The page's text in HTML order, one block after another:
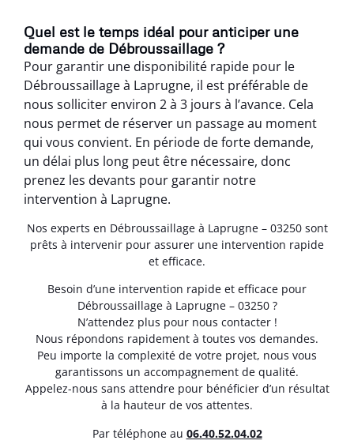
Quel est le temps idéal pour anticiper une
demande de Débroussaillage ?
Pour garantir une disponibilité rapide pour le
Débroussaillage à Laprugne, il est préférable de
nous solliciter environ 2 à 3 jours à l’avance. Cela
nous permet de réserver un passage au moment
qui vous convient. En période de forte demande,
un délai plus long peut être nécessaire, donc
prenez les devants pour garantir notre
intervention à Laprugne.
Nos experts en Débroussaillage à Laprugne – 03250 sont
prêts à intervenir pour assurer une intervention rapide
et efficace.
Besoin d’une intervention rapide et efficace pour
Débroussaillage à Laprugne – 03250 ?
N’attendez plus pour nous contacter !
Nous répondons rapidement à toutes vos demandes.
Peu importe la complexité de votre projet, nous vous
garantissons un accompagnement de qualité.
Appelez-nous sans attendre pour bénéficier d’un résultat
à la hauteur de vos attentes.
Par téléphone au 06.40.52.04.02